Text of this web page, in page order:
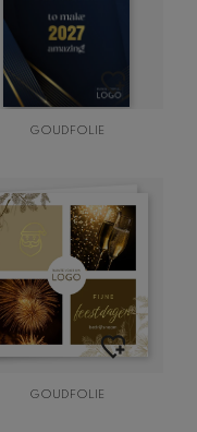
GOUDFOLIE
GOUDFOLIE